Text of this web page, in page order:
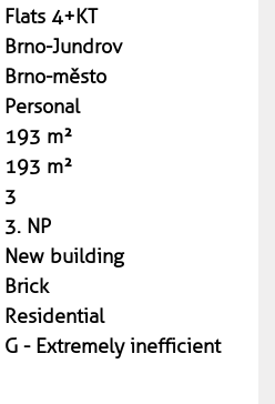
Flats 4+KT
Brno-Jundrov
Brno-město
Personal
193 m²
193 m²
3
3. NP
New building
Brick
Residential
G - Extremely inefficient